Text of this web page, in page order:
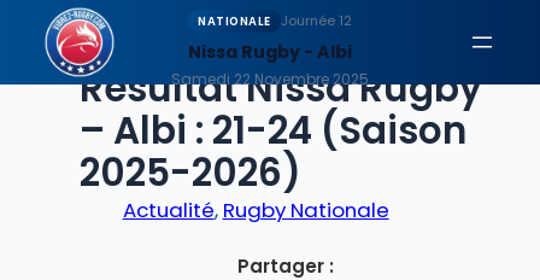
contenu
EN DIRECT
Résultat Nissa Rugby
– Albi : 21-24 (Saison
2025-2026)
Actualité, Rugby Nationale
Partager :
NATIONALE Journée 12
Nissa Rugby - Albi
Samedi 22 Novembre 2025